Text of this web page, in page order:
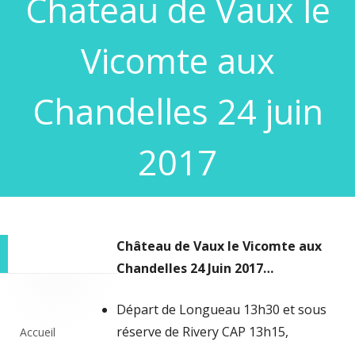
Chateau de Vaux le
Vicomte aux
Chandelles 24 juin
2017
principale
Accueil
Château de Vaux le Vicomte aux
Chandelles 24 Juin 2017…
Départ de Longueau 13h30 et sous
réserve de Rivery CAP 13h15,